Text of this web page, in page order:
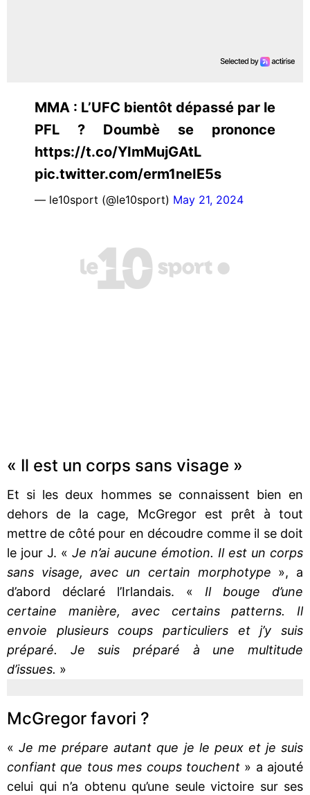
MMA : L’UFC bientôt dépassé par le
PFL ? Doumbè se prononce
https://t.co/YImMujGAtL
pic.twitter.com/erm1neIE5s
— le10sport (@le10sport) May 21, 2024
« Il est un corps sans visage »
Et si les deux hommes se connaissent bien en
dehors de la cage, McGregor est prêt à tout
mettre de côté pour en découdre comme il se doit
le jour J. «Je n’ai aucune émotion. Il est un corps
sans visage, avec un certain morphotype », a
d’abord déclaré l’Irlandais. « Il bouge d’une
certaine manière, avec certains patterns. Il
envoie plusieurs coups particuliers et j’y suis
préparé. Je suis préparé à une multitude
d’issues. »
McGregor favori ?
«Je me prépare autant que je le peux et je suis
confiant que tous mes coups touchent » a ajouté
celui qui n’a obtenu qu’une seule victoire sur ses